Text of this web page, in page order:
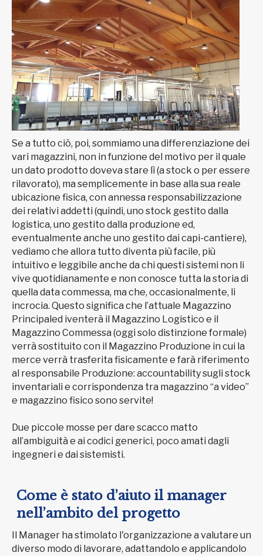
Se a tutto ciò, poi, sommiamo una differenziazione dei
vari magazzini, non in funzione del motivo per il quale
un dato prodotto doveva stare lì (a stock o per essere
rilavorato), ma semplicemente in base alla sua reale
ubicazione fisica, con annessa responsabilizzazione
dei relativi addetti (quindi, uno stock gestito dalla
logistica, uno gestito dalla produzione ed,
eventualmente anche uno gestito dai capi-cantiere),
vediamo che allora tutto diventa più facile, più
intuitivo e leggibile anche da chi questi sistemi non li
vive quotidianamente e non conosce tutta la storia di
quella data commessa, ma che, occasionalmente, li
incrocia. Questo significa che l’attuale Magazzino
Principaled iventerà il Magazzino Logistico e il
Magazzino Commessa (oggi solo distinzione formale)
verrà sostituito con il Magazzino Produzione in cui la
merce verrà trasferita fisicamente e farà riferimento
al responsabile Produzione: accountability sugli stock
inventariali e corrispondenza tra magazzino “a video”
e magazzino fisico sono servite!
Due piccole mosse per dare scacco matto
all’ambiguità e ai codici generici, poco amati dagli
ingegneri e dai sistemisti.
Come è stato d’aiuto il manager
nell’ambito del progetto
Il Manager ha stimolato l'organizzazione a valutare un
diverso modo di lavorare, adattandolo e applicandolo